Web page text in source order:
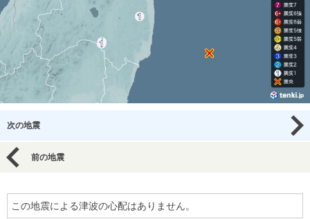
次の地震
前の地震
この地震による津波の心配はありません。